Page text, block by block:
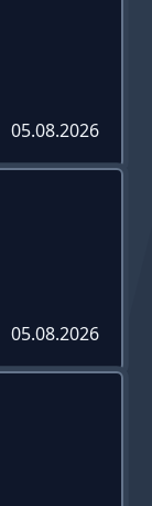
05.08.2026
05.08.2026